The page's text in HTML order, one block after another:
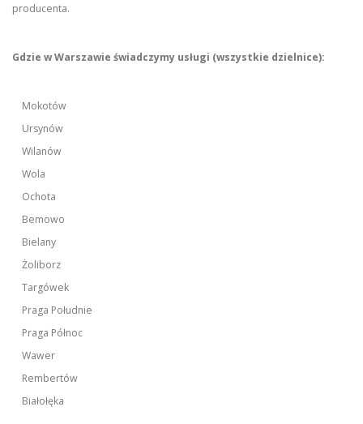
producenta.
Gdzie w Warszawie świadczymy usługi (wszystkie dzielnice):
Mokotów
Ursynów
Wilanów
Wola
Ochota
Bemowo
Bielany
Żoliborz
Targówek
Praga Południe
Praga Północ
Wawer
Rembertów
Białołęka